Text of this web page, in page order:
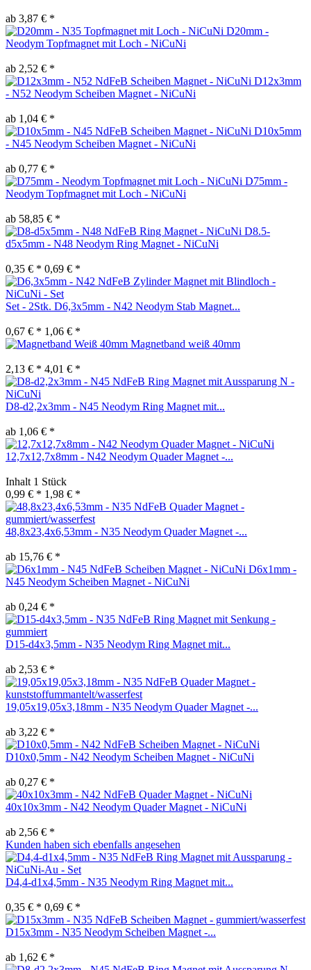
ab 3,87 € *
D20mm -
Neodym Topfmagnet mit Loch - NiCuNi
ab 2,52 € *
D12x3mm
- N52 Neodym Scheiben Magnet - NiCuNi
ab 1,04 € *
D10x5mm
- N45 Neodym Scheiben Magnet - NiCuNi
ab 0,77 € *
D75mm -
Neodym Topfmagnet mit Loch - NiCuNi
ab 58,85 € *
D8.5-
d5x5mm - N48 Neodym Ring Magnet - NiCuNi
0,35 € * 0,69 € *
Set - 2Stk. D6,3x5mm - N42 Neodym Stab Magnet...
0,67 € * 1,06 € *
Magnetband weiß 40mm
2,13 € * 4,01 € *
D8-d2,2x3mm - N45 Neodym Ring Magnet mit...
ab 1,06 € *
12,7x12,7x8mm - N42 Neodym Quader Magnet -...
Inhalt 1 Stück
0,99 € * 1,98 € *
48,8x23,4x6,53mm - N35 Neodym Quader Magnet -...
ab 15,76 € *
D6x1mm -
N45 Neodym Scheiben Magnet - NiCuNi
ab 0,24 € *
D15-d4x3,5mm - N35 Neodym Ring Magnet mit...
ab 2,53 € *
19,05x19,05x3,18mm - N35 Neodym Quader Magnet -...
ab 3,22 € *
D10x0,5mm - N42 Neodym Scheiben Magnet - NiCuNi
ab 0,27 € *
40x10x3mm - N42 Neodym Quader Magnet - NiCuNi
ab 2,56 € *
Kunden haben sich ebenfalls angesehen
D4,4-d1x4,5mm - N35 Neodym Ring Magnet mit...
0,35 € * 0,69 € *
D15x3mm - N35 Neodym Scheiben Magnet -...
ab 1,62 € *